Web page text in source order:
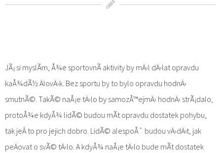
JÃ¡ si myslÃ­m, Å¾e sportovnÃ­ aktivity by mÄ›l dÄ›lat opravdu
kaÅ¾dÃ½ ÄlovÄ›k. Bez sportu by to bylo opravdu hodnÄ›
smutnÃ©. TakÃ© naÅ¡e tÄ›lo by samozÅ™ejmÄ› hodnÄ› strÃ¡dalo,
protoÅ¾e kdyÅ¾ lidÃ© budou mÃ­t opravdu dostatek pohybu,
tak jeÂ to pro jejich dobro. LidÃ© alespoÅˆ budou vÄ›dÄ›t, jak
peÄovat o svÃ© tÄ›lo. A kdyÅ¾ naÅ¡e tÄ›lo bude mÃ­t dostatek